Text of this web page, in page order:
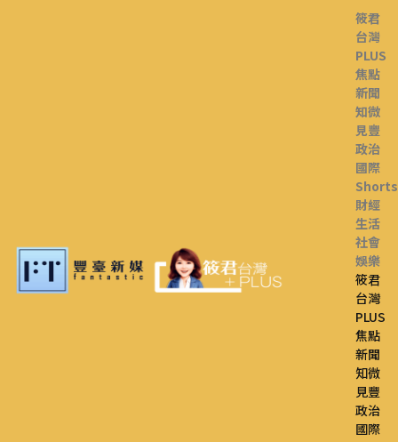
筱君
台灣
PLUS
焦點
新聞
知微
見豐
政治
國際
Shorts
財經
生活
社會
娛樂
筱君
台灣
PLUS
焦點
新聞
知微
見豐
政治
國際